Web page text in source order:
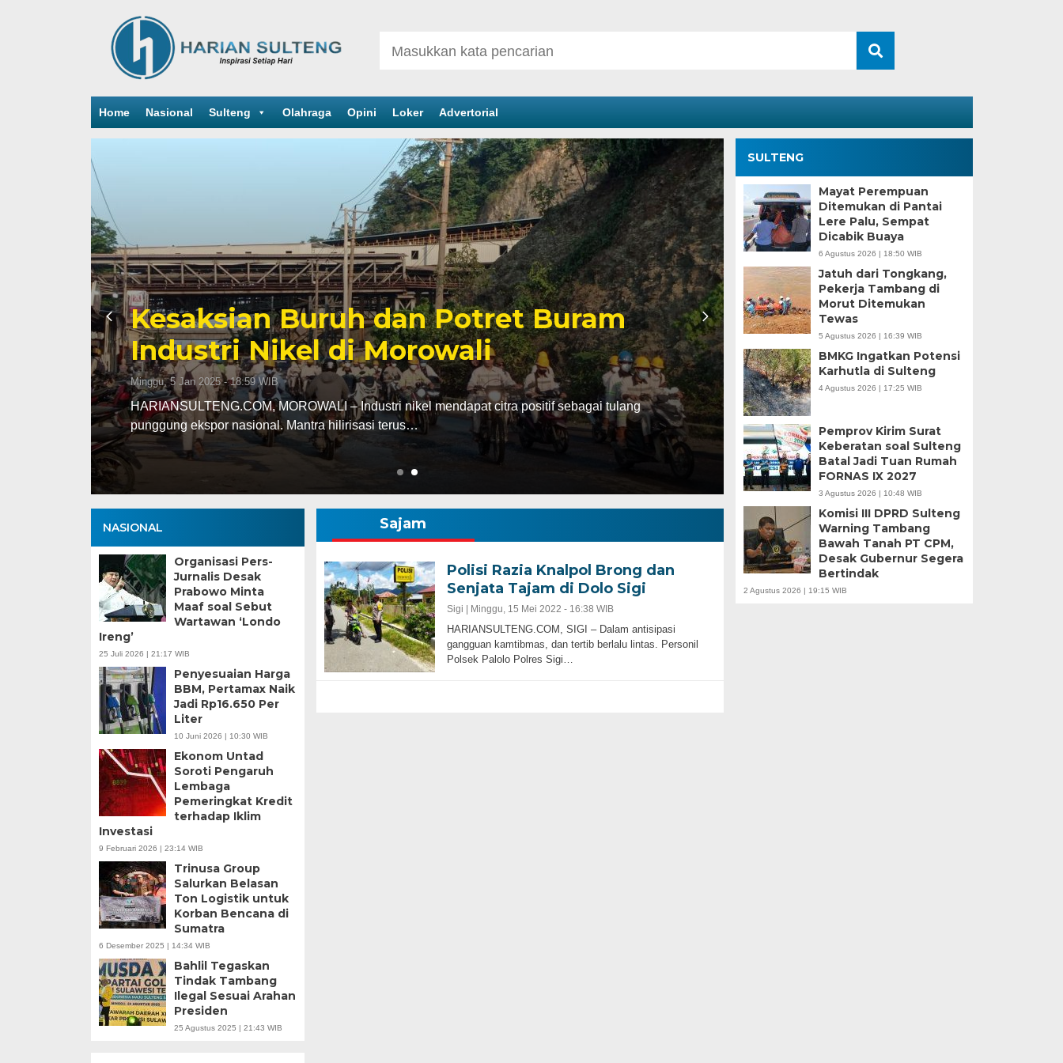
Home Nasional Sulteng Olahraga Opini Loker Advertorial
Sengketa Perizinan Tambang yang
Mengiringi Karier Politik Anwar Hafid
Selasa, 13 Jan 2026 - 16:30 WIB
HARIANSULTENG.COM, PALU – Transisi jabatan dari bupati Morowali ke kursi gubernur
Sulawesi Tengah (Sulteng) nyatanya tak…
Kesaksian Buruh
Industri Nikel di
Minggu, 5 Jan 2025 - 18:59 WIB
HARIANSULTENG.COM, MOROWALI – Industri
punggung ekspor nasional. Mantra hilirisasi terus…
NASIONAL
Organisasi Pers-
Jurnalis Desak
Prabowo Minta
Maaf soal Sebut
Wartawan ‘Londo
Ireng’
25 Juli 2026 | 21:17 WIB
Penyesuaian Harga
BBM, Pertamax Naik
Jadi Rp16.650 Per
Liter
10 Juni 2026 | 10:30 WIB
Ekonom Untad
Soroti Pengaruh
Lembaga
Pemeringkat Kredit
terhadap Iklim
Investasi
9 Februari 2026 | 23:14 WIB
Trinusa Group
Salurkan Belasan
Ton Logistik untuk
Korban Bencana di
Sumatra
6 Desember 2025 | 14:34 WIB
Bahlil Tegaskan
Tindak Tambang
Ilegal Sesuai Arahan
Presiden
25 Agustus 2025 | 21:43 WIB
Sajam
Polisi Razia Knalpol Brong dan
Senjata Tajam di Dolo Sigi
Sigi | Minggu, 15 Mei 2022 - 16:38 WIB
HARIANSULTENG.COM, SIGI – Dalam antisipasi
gangguan kamtibmas, dan tertib berlalu lintas. Personil
Polsek Palolo Polres Sigi…
SULTENG
Mayat Perempuan
Ditemukan di Pantai
Lere Palu, Sempat
Dicabik Buaya
6 Agustus 2026 | 18:50 WIB
Jatuh dari Tongkang,
Pekerja Tambang di
Morut Ditemukan
Tewas
5 Agustus 2026 | 16:39 WIB
BMKG Ingatkan Potensi
Karhutla di Sulteng
4 Agustus 2026 | 17:25 WIB
Pemprov Kirim Surat
Keberatan soal Sulteng
Batal Jadi Tuan Rumah
FORNAS IX 2027
3 Agustus 2026 | 10:48 WIB
Komisi III DPRD Sulteng
Warning Tambang
Bawah Tanah PT CPM,
Desak Gubernur Segera
Bertindak
2 Agustus 2026 | 19:15 WIB